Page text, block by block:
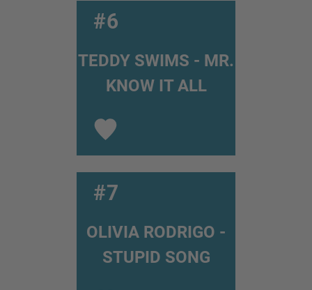
#6
TEDDY SWIMS - MR.
KNOW IT ALL
#7
OLIVIA RODRIGO -
STUPID SONG